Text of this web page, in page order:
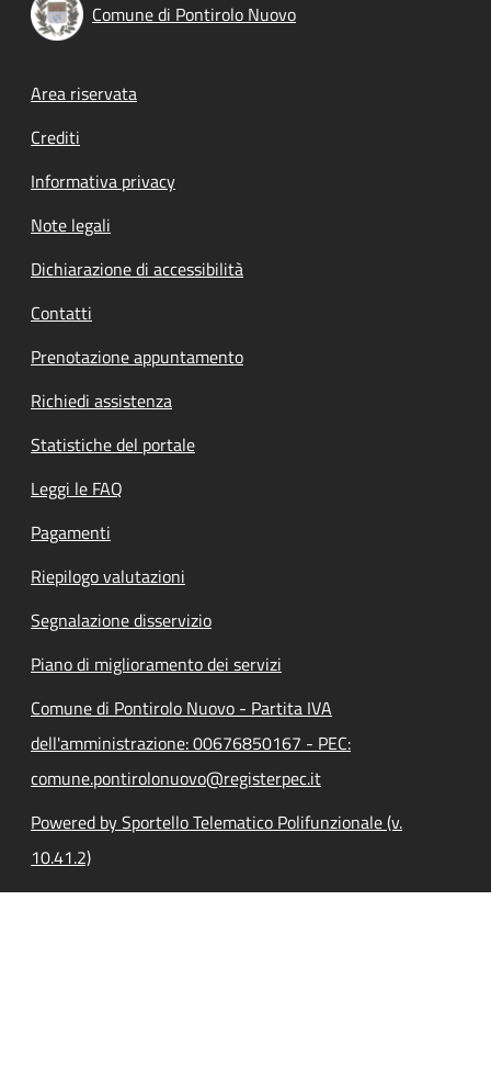
Comune di Pontirolo Nuovo
Footer menu
Area riservata
Crediti
Informativa privacy
Note legali
Dichiarazione di accessibilità
Contatti
Prenotazione appuntamento
Richiedi assistenza
Statistiche del portale
Leggi le FAQ
Pagamenti
Riepilogo valutazioni
Segnalazione disservizio
Piano di miglioramento dei servizi
Comune di Pontirolo Nuovo - Partita IVA
dell'amministrazione: 00676850167 - PEC:
comune.pontirolonuovo@registerpec.it
Powered by Sportello Telematico Polifunzionale (v.
10.41.2)